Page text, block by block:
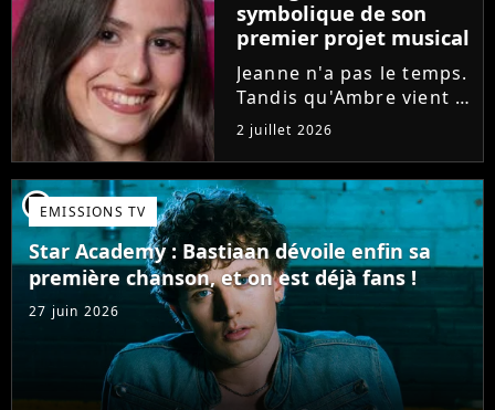
symbolique de son
premier projet musical
Jeanne n'a pas le temps.
Tandis qu'Ambre vient à
peine de dévoiler son
premier single, l'ex-
candidate de la Star
Academy s'apprête à
sortir un troisième titre
(Les règles) et vient...
2 juillet 2026
player2EMISSIONS TV
Star Academy : Bastiaan dévoile enfin sa
première chanson, et on est déjà fans !
27 juin 2026